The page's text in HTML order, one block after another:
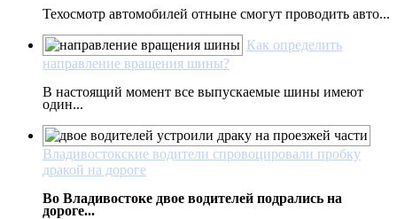
Техосмотр автомобилей отныне смогут проводить авто...
Как определить
направление вращения шины?
В настоящий момент все выпускаемые шины имеют
один...
Владивостокские водители спровоцировали пробку
дракой на дороге
Во Владивостоке двое водителей подрались на
дороге...